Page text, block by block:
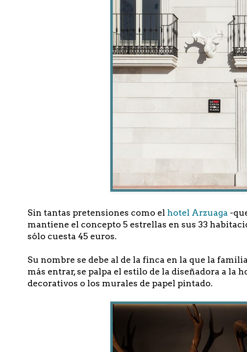
Sin tantas pretensiones como el hotel Arzuaga -
mantiene el concepto 5 estrellas en sus 33
sólo cuesta 45 euros.
Su nombre se debe al de la finca en la que la
más entrar, se palpa el estilo de la diseñadora a la
decorativos o los murales de papel pintado.